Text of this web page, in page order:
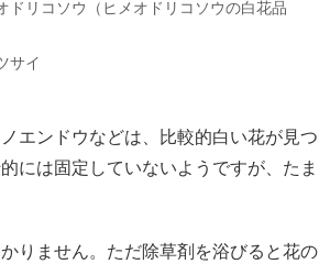
リコソウ（ヒメオドリコソウの白花品
サイ
エンドウなどは、比較的白い花が見つ
には固定していないようですが、たま
りません。ただ除草剤を浴びると花の